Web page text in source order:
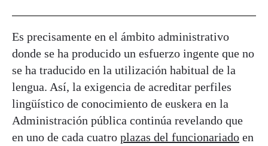
Es precisamente en el ámbito administrativo
donde se ha producido un esfuerzo ingente que no
se ha traducido en la utilización habitual de la
lengua. Así, la exigencia de acreditar perfiles
lingüístico de conocimiento de euskera en la
Administración pública continúa revelando que
en uno de cada cuatro plazas del funcionariado en